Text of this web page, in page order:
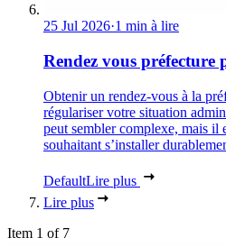
25 Jul 2026·1 min à lire
Rendez vous préfecture
Obtenir un rendez-vous à la
régulariser votre situation
peut sembler complexe, mais il
souhaitant s’installer
DefaultLire plus
Lire plus
Item 1 of 7